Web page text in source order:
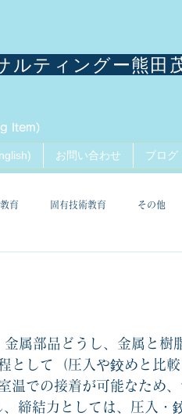
ティングー熊田茂
Item)
お問い合わせ ブログ
育 固有技術教育 その他
属部品どうし、金属と樹
として（圧入や鉸めと比較
温での接着が可能なため
締結力としては、圧入・